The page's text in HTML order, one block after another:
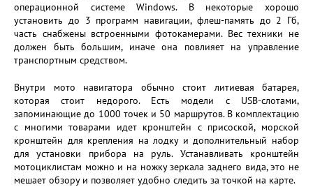
операционной системе Windows. В некоторые хорошо
установить до 3 программ навигации, флеш-память до 2 Гб,
часть снабжены встроенными фотокамерами. Вес техники не
должен быть большим, иначе она повлияет на управление
транспортным средством.
Внутри мото навигатора обычно стоит литиевая батарея,
которая стоит недорого. Есть модели с USB-слотами,
запоминающие до 1000 точек и 50 маршрутов. В комплектацию
с многими товарами идет кронштейн с присоской, морской
кронштейн для крепления на лодку и дополнительный набор
для установки прибора на руль. Устанавливать кронштейн
мотоциклистам можно и на ножку зеркала заднего вида, это не
мешает обзору и позволяет удобно следить за точкой на карте.